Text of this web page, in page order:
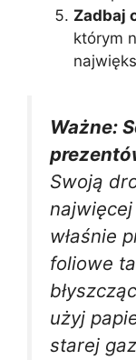
Zadbaj
którym
Ważne:
Swoją
właśnie
foliowe
użyj
starej